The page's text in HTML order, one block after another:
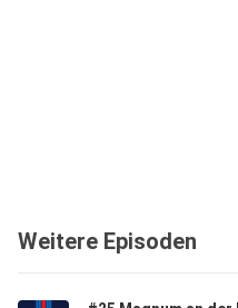
Weitere Episoden